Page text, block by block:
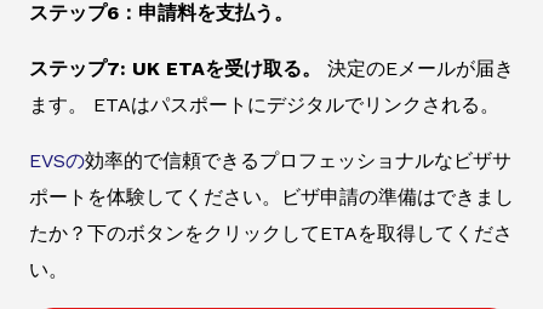
ステップ6：申請料を支払う。
ステップ7: UK ETAを受け取る。
決定のEメールが届き
ます。 ETAはパスポートにデジタルでリンクされる。
EVSの効率的で信頼できるプロフェッショナルなビザサ
ポートを体験してください。ビザ申請の準備はできまし
たか？下のボタンをクリックしてETAを取得してくださ
い。